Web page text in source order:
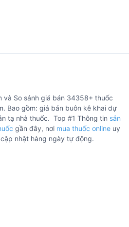
và So sánh giá bán 34358+ thuốc
Bao gồm: giá bán buôn kê khai dự
tạ nhà thuốc. Top #1 Thông tin sản
gần đây, nơi mua thuốc online uy
nhật hàng ngày tự động.